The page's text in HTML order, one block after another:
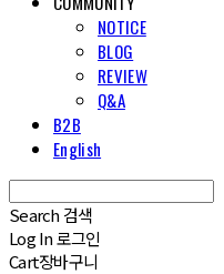
NOTICE
BLOG
REVIEW
Q&A
B2B
English
Search 검색
Log In로그인
Cart장바구니